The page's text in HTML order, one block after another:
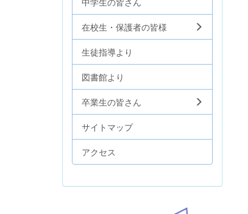
在校生・保護者の皆様
生徒指導より
図書館より
卒業生の皆さん
サイトマップ
アクセス